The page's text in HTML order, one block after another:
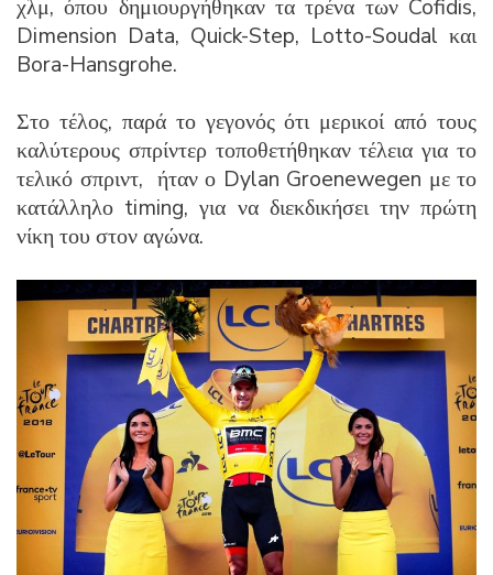
χλμ, όπου δημιουργήθηκαν τα τρένα των Cofidis,
Dimension Data, Quick-Step, Lotto-Soudal και
Bora-Hansgrohe.
Στο τέλος, παρά το γεγονός ότι μερικοί από τους
καλύτερους σπρίντερ τοποθετήθηκαν τέλεια για το
τελικό σπριντ, ήταν ο Dylan Groenewegen με το
κατάλληλο timing, για να διεκδικήσει την πρώτη
νίκη του στον αγώνα.